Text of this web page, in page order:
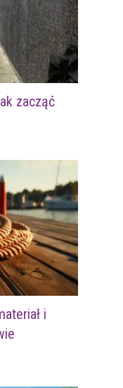
zacząć
i